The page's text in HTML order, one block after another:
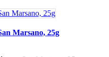
Marsano, 25g